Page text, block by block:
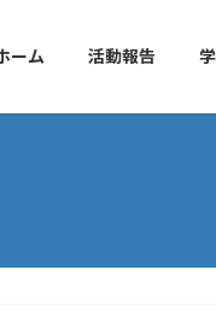
ーム 活動報告